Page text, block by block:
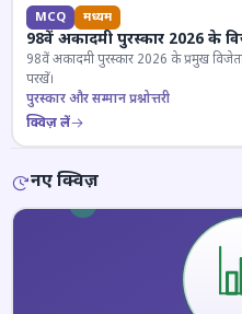
MCQ मध्यम
98वें अकादमी पुरस्कार 2026 के
98वें अकादमी पुरस्कार 2026 के प्रमुख
परखें।
पुरस्कार और सम्मान प्रश्नोत्तरी
क्विज़ लें
नए क्विज़